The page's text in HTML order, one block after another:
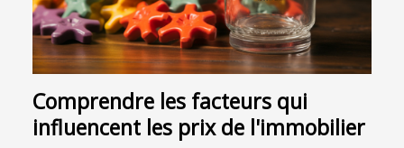
Comprendre les facteurs qui
influencent les prix de l'immobilier